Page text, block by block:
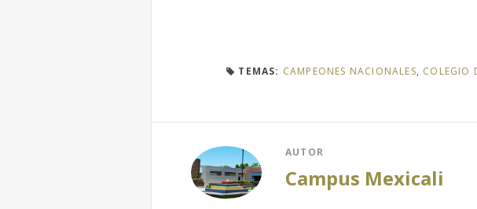
TEMAS: CAMPEONES NACIONALES, COLEGIO
AUTOR
Campus Mexicali